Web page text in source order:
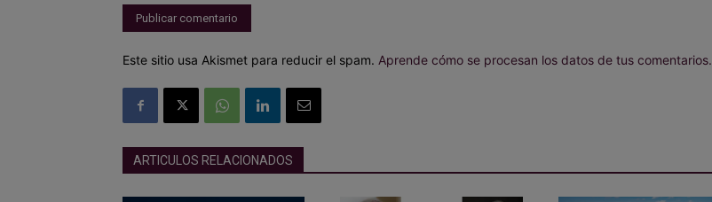
Este sitio usa Akismet para reducir el spam. Aprende cómo se procesan los datos de tus comentarios.
ARTICULOS RELACIONADOS